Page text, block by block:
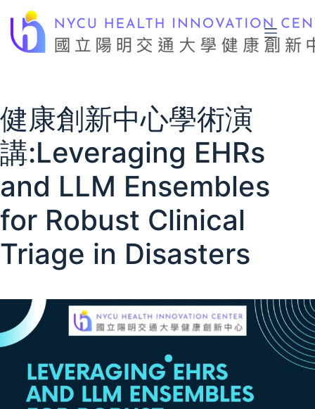
content
健康創新中心學術演
講:Leveraging EHRs
and LLM Ensembles
for Robust Clinical
Triage in Disasters